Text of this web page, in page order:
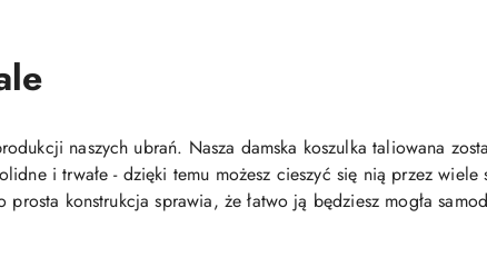
naszych ubrań. Nasza damska koszulka taliowana
i trwałe - dzięki temu możesz cieszyć się nią przez
prosta konstrukcja sprawia, że łatwo ją będziesz mogła